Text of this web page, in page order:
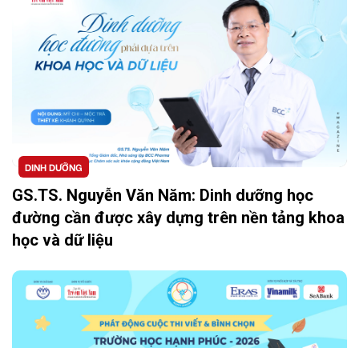
DINH DƯỠNG
GS.TS. Nguyễn Văn Năm: Dinh dưỡng học
đường cần được xây dựng trên nền tảng khoa
học và dữ liệu